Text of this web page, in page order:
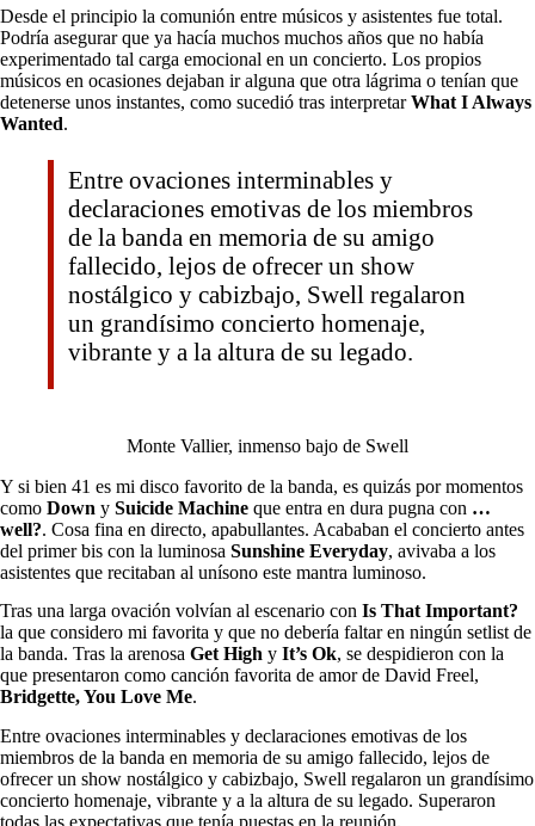
Desde el principio la comunión entre músicos y asistentes fue total.
Podría asegurar que ya hacía muchos muchos años que no había
experimentado tal carga emocional en un concierto. Los propios
músicos en ocasiones dejaban ir alguna que otra lágrima o tenían que
detenerse unos instantes, como sucedió tras interpretarWhat I Always
Wanted.
Entre ovaciones interminables y
declaraciones emotivas de los miembros
de la banda en memoria de su amigo
fallecido, lejos de ofrecer un show
nostálgico y cabizbajo, Swell regalaron
un grandísimo concierto homenaje,
vibrante y a la altura de su legado.
Monte Vallier, inmenso bajo de Swell
Y si bien 41 es mi disco favorito de la banda, es quizás por momentos
como Down y Suicide Machine que entra en dura pugna con …
well?. Cosa fina en directo, apabullantes. Acababan el concierto antes
del primer bis con la luminosa Sunshine Everyday, avivaba a los
asistentes que recitaban al unísono este mantra luminoso.
Tras una larga ovación volvían al escenario con Is That Important?
la que considero mi favorita y que no debería faltar en ningún setlist de
la banda. Tras la arenosa Get High y It’s Ok, se despidieron con la
que presentaron como canción favorita de amor de David Freel,
Bridgette, You Love Me.
Entre ovaciones interminables y declaraciones emotivas de los
miembros de la banda en memoria de su amigo fallecido, lejos de
ofrecer un show nostálgico y cabizbajo, Swell regalaron un grandísimo
concierto homenaje, vibrante y a la altura de su legado. Superaron
todas las expectativas que tenía puestas en la reunión.